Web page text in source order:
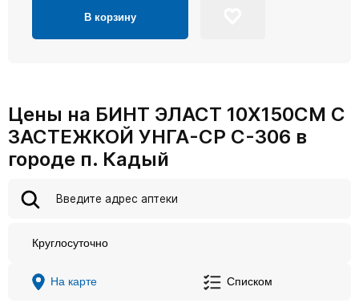
В корзину
Цены на БИНТ ЭЛАСТ 10X150СМ С
ЗАСТЕЖКОЙ УНГА-СР С-306 в
городе п. Кадый
Круглосуточно
На карте Списком